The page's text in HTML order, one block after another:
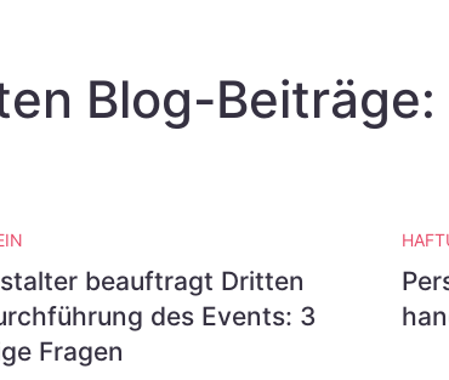
Blog-Beiträge:
beauftragt Dritten
des Events: 3
Fragen